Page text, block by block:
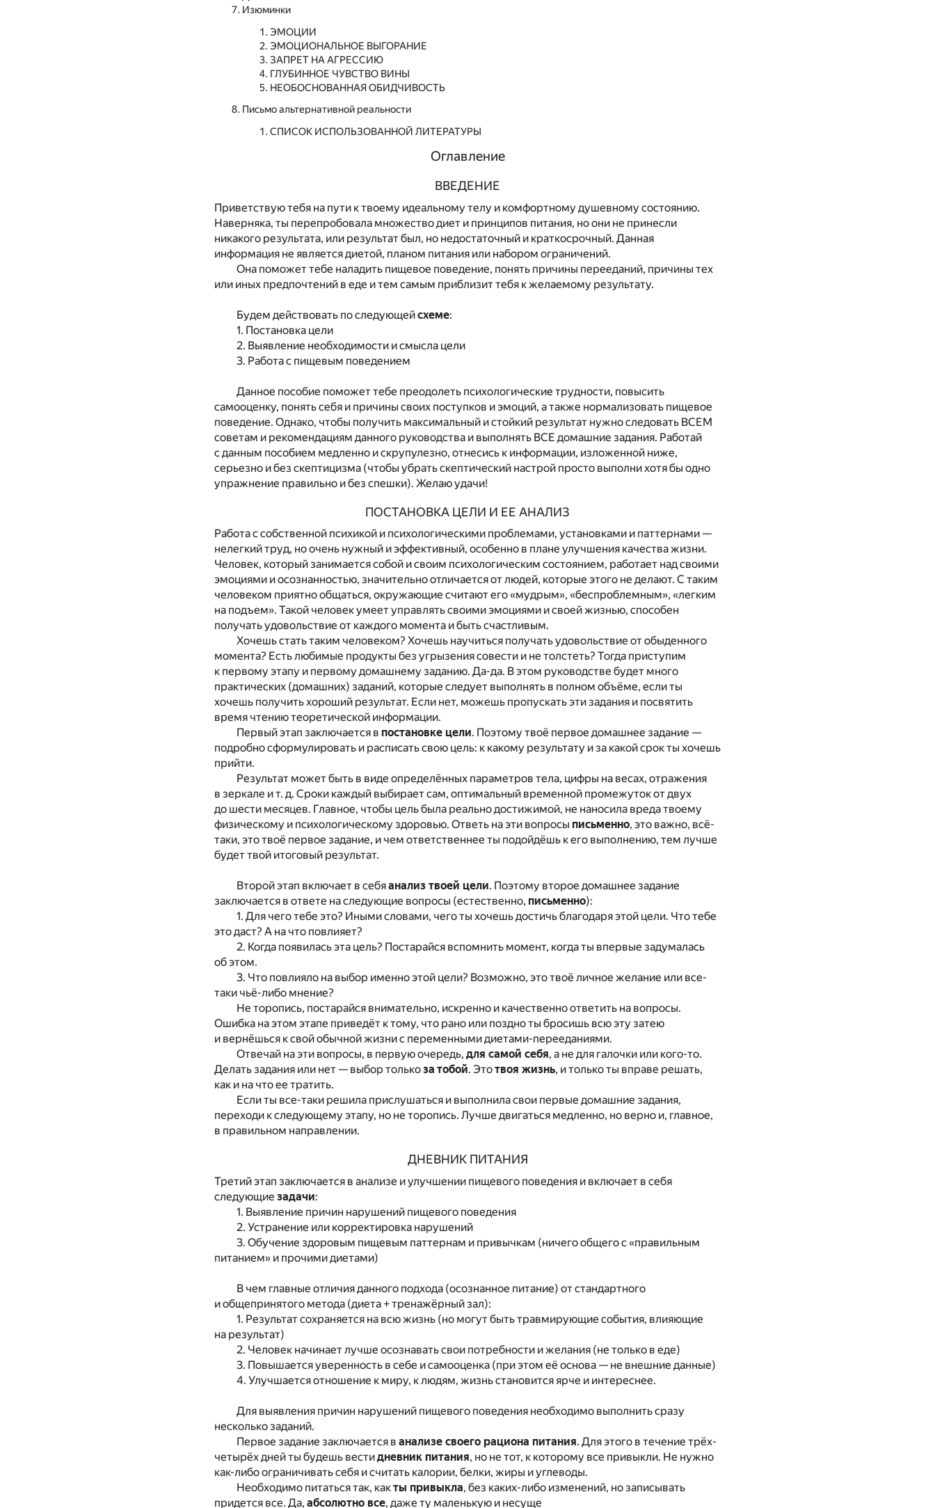
Изюминки
ЭМОЦИИ
ЭМОЦИОНАЛЬНОЕ ВЫГОРАНИЕ
ЗАПРЕТ НА АГРЕССИЮ
ГЛУБИННОЕ ЧУВСТВО ВИНЫ
НЕОБОСНОВАННАЯ ОБИДЧИВОСТЬ
Письмо альтернативной реальности
СПИСОК ИСПОЛЬЗОВАННОЙ ЛИТЕРАТУРЫ
Оглавление
ВВЕДЕНИЕ
Приветствую тебя на пути к твоему идеальному телу и комфортному душевному состоянию.
Наверняка, ты перепробовала множество диет и принципов питания, но они не принесли
никакого результата, или результат был, но недостаточный и краткосрочный. Данная
информация не является диетой, планом питания или набором ограничений.
Она поможет тебе наладить пищевое поведение, понять причины перееданий, причины тех
или иных предпочтений в еде и тем самым приблизит тебя к желаемому результату.
Будем действовать по следующейсхеме:
1. Постановка цели
2. Выявление необходимости и смысла цели
3. Работа с пищевым поведением
Данное пособие поможет тебе преодолеть психологические трудности, повысить
самооценку, понять себя и причины своих поступков и эмоций, а также нормализовать пищевое
поведение. Однако, чтобы получить максимальный и стойкий результат нужно следовать ВСЕМ
советам и рекомендациям данного руководства и выполнять ВСЕ домашние задания. Работай
с данным пособием медленно и скрупулезно, отнесись к информации, изложенной ниже,
серьезно и без скептицизма (чтобы убрать скептический настрой просто выполни хотя бы одно
упражнение правильно и без спешки). Желаю удачи!
ПОСТАНОВКА ЦЕЛИ И ЕЕ АНАЛИЗ
Работа с собственной психикой и психологическими проблемами, установками и паттернами —
нелегкий труд, но очень нужный и эффективный, особенно в плане улучшения качества жизни.
Человек, который занимается собой и своим психологическим состоянием, работает над своими
эмоциями и осознанностью, значительно отличается от людей, которые этого не делают. С таким
человеком приятно общаться, окружающие считают его «мудрым», «беспроблемным», «легким
на подъем». Такой человек умеет управлять своими эмоциями и своей жизнью, способен
получать удовольствие от каждого момента и быть счастливым.
Хочешь стать таким человеком? Хочешь научиться получать удовольствие от обыденного
момента? Есть любимые продукты без угрызения совести и не толстеть? Тогда приступим
к первому этапу и первому домашнему заданию. Да-да. В этом руководстве будет много
практических (домашних) заданий, которые следует выполнять в полном объёме, если ты
хочешь получить хороший результат. Если нет, можешь пропускать эти задания и посвятить
время чтению теоретической информации.
Первый этап заключается в постановке цели. Поэтому твоё первое домашнее задание —
подробно сформулировать и расписать свою цель: к какому результату и за какой срок ты хочешь
прийти.
Результат может быть в виде определённых параметров тела, цифры на весах, отражения
в зеркале и т. д. Сроки каждый выбирает сам, оптимальный временной промежуток от двух
до шести месяцев. Главное, чтобы цель была реально достижимой, не наносила вреда твоему
физическому и психологическому здоровью. Ответь на эти вопросы письменно, это важно, всё-
таки, это твоё первое задание, и чем ответственнее ты подойдёшь к его выполнению, тем лучше
будет твой итоговый результат.
Второй этап включает в себяанализ твоей цели. Поэтому второе домашнее задание
заключается в ответе на следующие вопросы (естественно, письменно):
1. Для чего тебе это? Иными словами, чего ты хочешь достичь благодаря этой цели. Что тебе
это даст? А на что повлияет?
2. Когда появилась эта цель? Постарайся вспомнить момент, когда ты впервые задумалась
об этом.
3. Что повлияло на выбор именно этой цели? Возможно, это твоё личное желание или все-
таки чьё-либо мнение?
Не торопись, постарайся внимательно, искренно и качественно ответить на вопросы.
Ошибка на этом этапе приведёт к тому, что рано или поздно ты бросишь всю эту затею
и вернёшься к свой обычной жизни с переменными диетами-перееданиями.
Отвечай на эти вопросы, в первую очередь, для самой себя, а не для галочки или кого-то.
Делать задания или нет — выбор толькоза тобой. Этотвоя жизнь, и только ты вправе решать,
как и на что ее тратить.
Если ты все-таки решила прислушаться и выполнила свои первые домашние задания,
переходи к следующему этапу, но не торопись. Лучше двигаться медленно, но верно и, главное,
в правильном направлении.
ДНЕВНИК ПИТАНИЯ
Третий этап заключается в анализе и улучшении пищевого поведения и включает в себя
следующие задачи:
1. Выявление причин нарушений пищевого поведения
2. Устранение или корректировка нарушений
3. Обучение здоровым пищевым паттернам и привычкам (ничего общего с «правильным
питанием» и прочими диетами)
В чем главные отличия данного подхода (осознанное питание) от стандартного
и общепринятого метода (диета + тренажёрный зал):
1. Результат сохраняется на всю жизнь (но могут быть травмирующие события, влияющие
на результат)
2. Человек начинает лучше осознавать свои потребности и желания (не только в еде)
3. Повышается уверенность в себе и самооценка (при этом её основа — не внешние данные)
4. Улучшается отношение к миру, к людям, жизнь становится ярче и интереснее.
Для выявления причин нарушений пищевого поведения необходимо выполнить сразу
несколько заданий.
Первое задание заключается в анализе своего рациона питания. Для этого в течение трёх-
четырёх дней ты будешь вестидневник питания, но не тот, к которому все привыкли. Не нужно
как-либо ограничивать себя и считать калории, белки, жиры и углеводы.
Необходимо питаться так, какты привыкла, без каких-либо изменений, но записывать
придется все. Да, абсолютно все, даже ту маленькую и несуще